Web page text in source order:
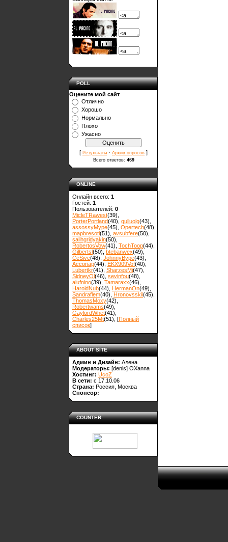
POLL
Оцените мой сайт
Отлично
Хорошо
Нормально
Плохо
Ужасно
[ Результаты · Архив опросов ]
Всего ответов: 469
ONLINE
Онлайн всего: 1
Гостей: 1
Пользователей: 0
MicleTRawest(39)
PorterPortland(40) gulluolg(43)
assossyMype(45) Opertech(48)
mapbresoti(51) avsubfere(50)
salihgridyakin(50)
RobertosVow(41) TochToop(44)
Gilbertsl(50) btebanwex(49)
CeSive(48) JohnnyBype(43)
Accoriap(44) EKX909Vof(40)
Lubertkr(41) SharzesMi(47)
SidneyOl(46) sevinfou(48)
alufnino(39) Tamaraxx(46)
HaroldNub(44) HermanOn(49)
Sandraflem(40) Hronovsskii(45)
ThomasMoxy(42)
Robertwams(49)
GaylordWhet(41)
Charles25Mt(51) , [Полный
список]
ABOUT SITE
Админ и Дизайн: Алена
Модераторы: [denis] OXanna
Хостинг: UcoZ
В сети: с 17.10.06
Страна: Россия, Москва
Спонсор:
COUNTER